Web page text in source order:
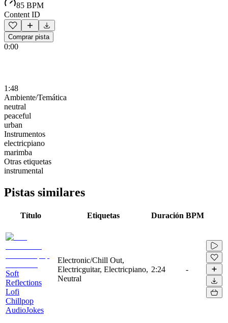
85 BPM
Content ID
Comprar pista
0:00
1:48
Ambiente/Temática
neutral
peaceful
urban
Instrumentos
electricpiano
marimba
Otras etiquetas
instrumental
Pistas similares
Título Etiquetas Duración BPM
Soft
Reflections
Lofi
Chillpop
AudioJokes
Electronic/Chill Out,
Electricguitar, Electricpiano,
Neutral
2:24 -